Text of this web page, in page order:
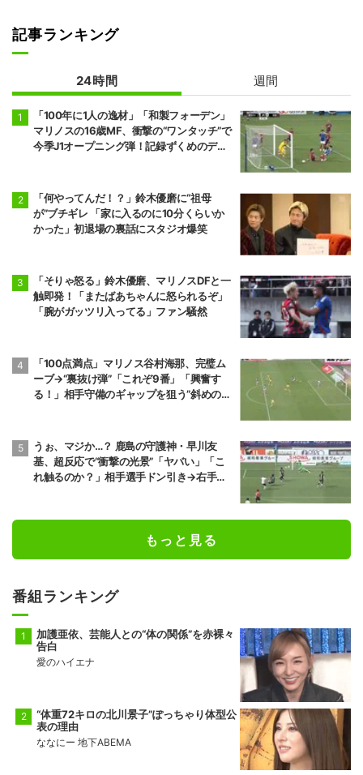
記事ランキング
24時間 週間
「100年に1人の逸材」「和製フォーデン」
マリノスの16歳MF、衝撃の“ワンタッチ”で
今季J1オープニング弾！記録ずくめのデビ
「何やってんだ！？」鈴木優磨に“祖母
が”ブチギレ 「家に入るのに10分くらいか
かった」初退場の裏話にスタジオ爆笑
「そりゃ怒る」鈴木優磨、マリノスDFと一
触即発！「またばあちゃんに怒られるぞ」
「腕がガッツリ入ってる」ファン騒然
「100点満点」マリノス谷村海那、完璧ム
ーブ→“裏抜け弾”「これぞ9番」「興奮す
る！」相手守備のギャップを狙う”斜めの抜
うぉ、マジか…？ 鹿島の守護神・早川友
基、超反応で“衝撃の光景”「ヤバい」「こ
れ触るのか？」相手選手ドン引き→右手一
もっと見る
番組ランキング
加護亜依、芸能人との“体の関係”を赤裸々
告白
愛のハイエナ
“体重72キロの北川景子”ぽっちゃり体型公
表の理由
ななにー 地下ABEMA